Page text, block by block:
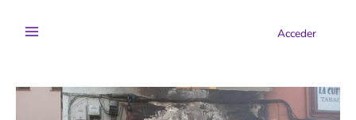
Acceder